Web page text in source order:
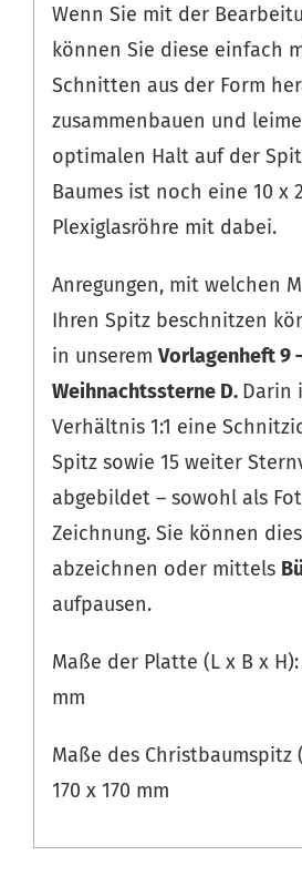
Wenn Sie mit der
können Sie diese einfach
Schnitten aus der Form
zusammenbauen und
optimalen Halt auf der
Baumes ist noch eine 10 x
Plexiglasröhre mit dabei.
Anregungen, mit welchen
Ihren Spitz beschnitzen
in unserem Vorlagenheft 9
Weihnachtssterne D. Darin
Verhältnis 1:1 eine
Spitz sowie 15 weiter
abgebildet – sowohl als
Zeichnung. Sie können
abzeichnen oder mittels
aufpausen.
Maße der Platte (L x B x H):
mm
Maße des Christbaumspitz
170 x 170 mm